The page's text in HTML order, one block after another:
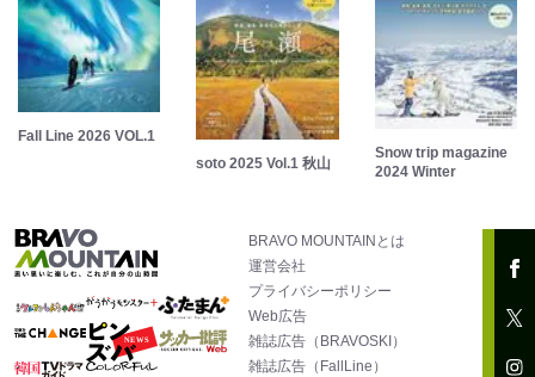
Fall Line 2026 VOL.1
soto 2025 Vol.1 秋山
Snow trip magazine
2024 Winter
BRAVO MOUNTAINとは
運営会社
プライバシーポリシー
Web広告
雑誌広告（BRAVOSKI）
雑誌広告（FallLine）